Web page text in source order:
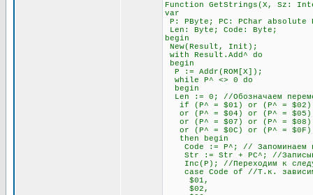
Function GetStrings(X, Sz:
var
P: PByte; PC: PChar absolute
Len: Byte; Code: Byte;
begin
New(Result, Init);
with Result.Add^ do
begin
P := Addr(ROM[X]);
while P^ <> 0 do
begin
Len := 0; //Обозначаем
if (P^ = $01) or (P^ = $02) or
or (P^ = $04) or (P^ = $05) or
or (P^ = $07) or (P^ = $08)
or (P^ = $0C) or (P^ = $0F)
then begin
Code := P^; // Запоминаем
Str := Str + PC^; //
Inc(P); //Переходим к
case Code of //Т.к.
$01,
$02,